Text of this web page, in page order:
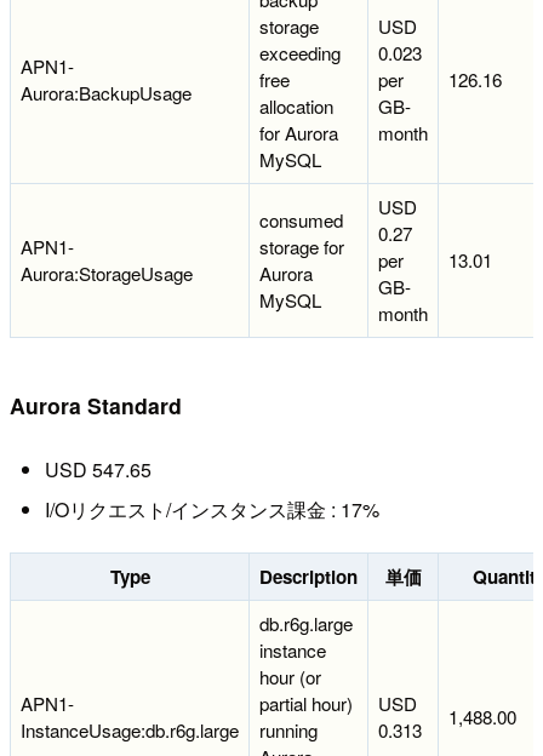
APN1-
Aurora:BackupUsage
storage
exceeding
free
allocation
for Aurora
MySQL
USD
0.023
per
GB-
month
126.16
APN1-
Aurora:StorageUsage
consumed
storage for
Aurora
MySQL
USD
0.27
per
GB-
month
13.01
Aurora Standard
USD 547.65
I/Oリクエスト/インスタンス課金 : 17%
Type Description 単価
APN1-
InstanceUsage:db.r6g.large
db.r6g.large
instance
hour (or
partial hour)
running
USD
0.313
1,488.00